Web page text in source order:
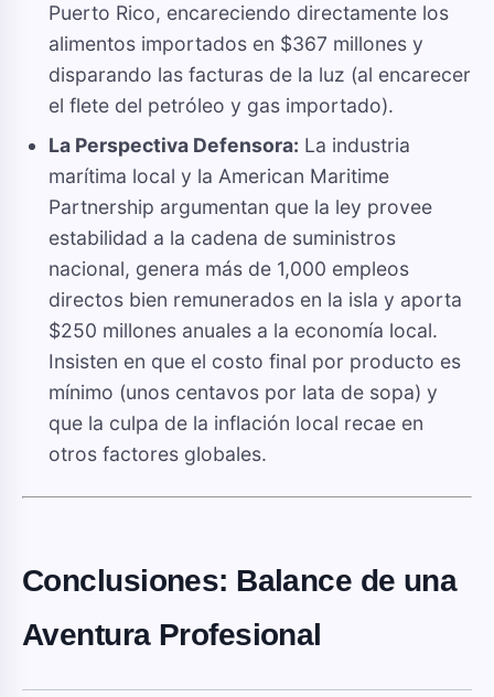
Puerto Rico, encareciendo directamente los
alimentos importados en $367 millones y
disparando las facturas de la luz (al encarecer
el flete del petróleo y gas importado).
La Perspectiva Defensora: La industria
marítima local y la American Maritime
Partnership argumentan que la ley provee
estabilidad a la cadena de suministros
nacional, genera más de 1,000 empleos
directos bien remunerados en la isla y aporta
$250 millones anuales a la economía local.
Insisten en que el costo final por producto es
mínimo (unos centavos por lata de sopa) y
que la culpa de la inflación local recae en
otros factores globales.
Conclusiones: Balance de una
Aventura Profesional